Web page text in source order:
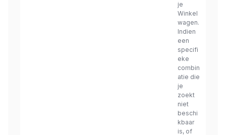
je
Winkel
wagen.
Indien
een
specifi
eke
combin
atie die
je
zoekt
niet
beschi
kbaar
is, of